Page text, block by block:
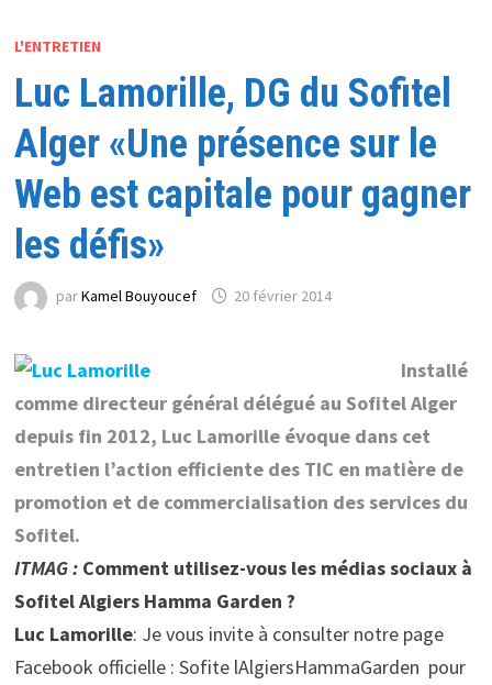
L'ENTRETIEN
Luc Lamorille, DG du Sofitel
Alger «Une présence sur le
Web est capitale pour gagner
les défis»
parKamel Bouyoucef 20 février 2014
Installé
comme directeur général délégué au Sofitel Alger
depuis fin 2012, Luc Lamorille évoque dans cet
entretien l’action efficiente des TIC en matière de
promotion et de commercialisation des services du
Sofitel.
ITMAG :Comment utilisez-vous les médias sociaux à
Sofitel Algiers Hamma Garden ?
Luc Lamorille: Je vous invite à consulter notre page
Facebook officielle : Sofite lAlgiersHammaGarden pour